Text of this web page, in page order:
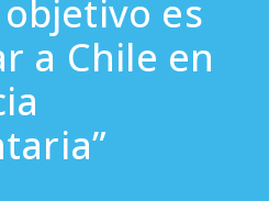
es
a Chile en